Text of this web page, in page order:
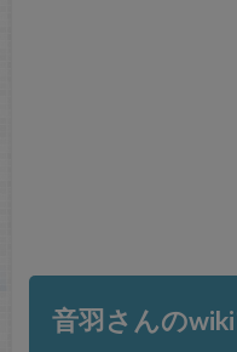
音羽さんの